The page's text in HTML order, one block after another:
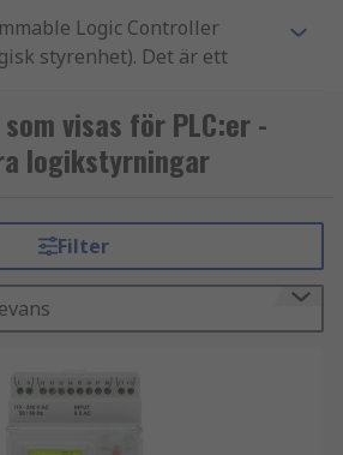
Logic Controller
styrenhet). Det är ett
automation för att
eller processer. En
att tåla tuffa industriella
som kräver precision,
Den består av en
in- och
kommunikationsgränssnitt.
(Programmable Logic
visas för PLC:er -
logikstyrningar
Filter